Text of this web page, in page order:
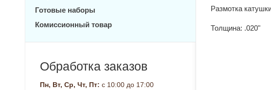
Размотка
Толщина: .020"
Готовые наборы
Комиссионный товар
Обработка заказов
Пн, Вт, Ср, Чт, Пт: с 10:00 до 17:00